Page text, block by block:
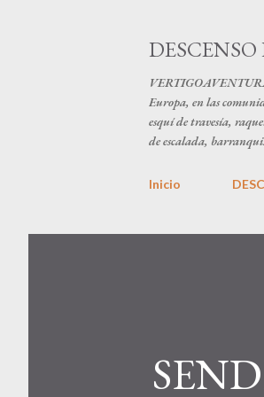
Europa, en las
esquí de travesía,
de escalada,
Inicio